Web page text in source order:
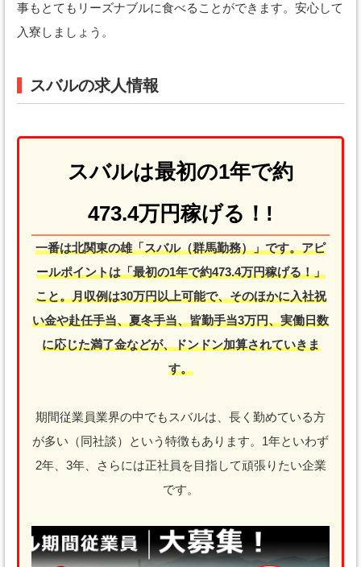
事もとてもリーズナブルに食べることができます。安心して
入寮しましょう。
スバルの求人情報
スバルは最初の1年で約
473.4万円稼げる！!
一番は北関東の雄「スバル（群馬勤務）」です。アピ
ールポイントは「最初の1年で約473.4万円稼げる！」
こと。月収例は30万円以上可能で、そのほかに入社祝
い金や赴任手当、夏冬手当、皆勤手当3万円、実働日数
に応じた満了金などが、ドンドン加算されていきま
す。
期間従業員業界の中でもスバルは、長く勤めている方
が多い（同社談）という特徴もあります。1年といわず
2年、3年、さらには正社員を目指して頑張りたい企業
です。